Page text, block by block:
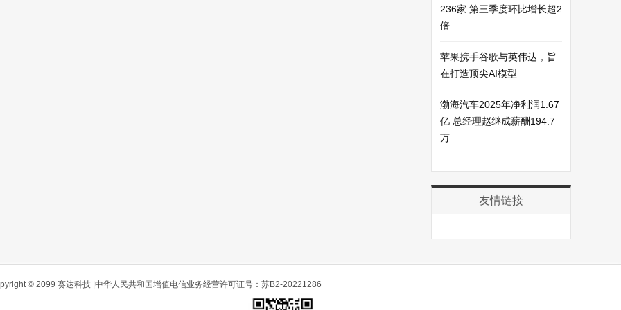
236家 第三季度环比增长超2
倍
苹果携手谷歌与英伟达，旨
在打造顶尖AI模型
渤海汽车2025年净利润1.67
亿 总经理赵继成薪酬194.7
万
友情链接
© 2099 赛达科技 |中华人民共和国增值电信业务经营许可证号：苏B2-20221286